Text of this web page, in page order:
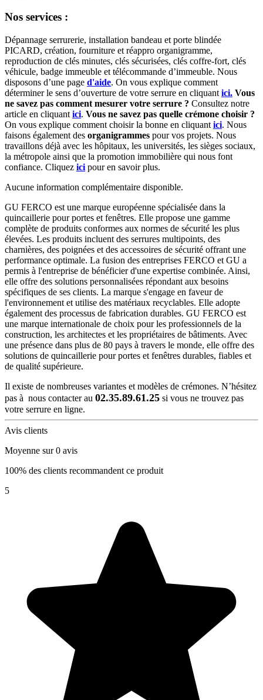
Nos services :
Dépannage serrurerie, installation bandeau et porte blindée
PICARD, création, fourniture et réappro organigramme,
reproduction de clés minutes, clés sécurisées, clés coffre-fort, clés
véhicule, badge immeuble et télécommande d’immeuble. Nous
disposons d’une page d'aide. On vous explique comment
déterminer le sens d’ouverture de votre serrure en cliquant ici. Vous
ne savez pas comment mesurer votre serrure ? Consultez notre
article en cliquant ici. Vous ne savez pas quelle crémone choisir ?
On vous explique comment choisir la bonne en cliquant ici. Nous
faisons également des organigrammes pour vos projets. Nous
travaillons déjà avec les hôpitaux, les universités, les sièges sociaux,
la métropole ainsi que la promotion immobilière qui nous font
confiance. Cliquez ici pour en savoir plus.
Aucune information complémentaire disponible.
GU FERCO est une marque européenne spécialisée dans la
quincaillerie pour portes et fenêtres. Elle propose une gamme
complète de produits conformes aux normes de sécurité les plus
élevées. Les produits incluent des serrures multipoints, des
charnières, des poignées et des accessoires de sécurité offrant une
performance optimale. La fusion des entreprises FERCO et GU a
permis à l'entreprise de bénéficier d'une expertise combinée. Ainsi,
elle offre des solutions personnalisées répondant aux besoins
spécifiques de ses clients. La marque s'engage en faveur de
l'environnement et utilise des matériaux recyclables. Elle adopte
également des processus de fabrication durables. GU FERCO est
une marque internationale de choix pour les professionnels de la
construction, les architectes et les propriétaires de bâtiments. Avec
une présence dans plus de 80 pays à travers le monde, elle offre des
solutions de quincaillerie pour portes et fenêtres durables, fiables et
de qualité supérieure.
Il existe de nombreuses variantes et modèles de crémones. N’hésitez
pas à nous contacter au 02.35.89.61.25 si vous ne trouvez pas
votre serrure en ligne.
Avis clients
Moyenne sur 0 avis
100% des clients recommandent ce produit
5